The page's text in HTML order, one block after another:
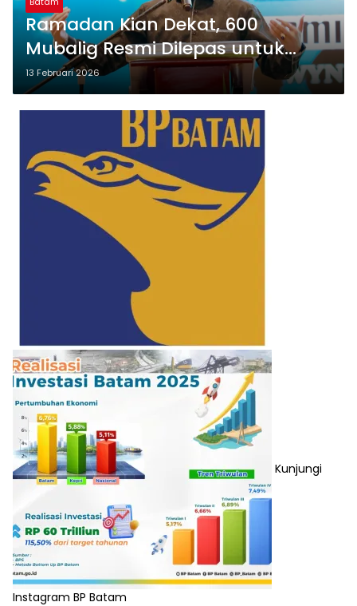
Ramadan Kian Dekat, 600
Mubalig Resmi Dilepas untuk
Sebar Pesan Damai di Batam
13 Februari 2026
Kunjungi
Instagram BP Batam